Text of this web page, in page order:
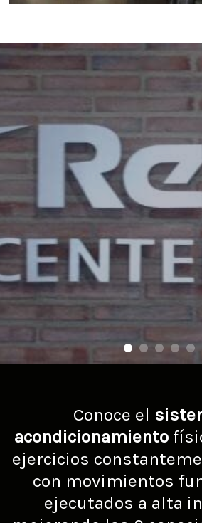
Conoce el
acondicionamiento
ejercicios
con movimientos
ejecutados a alta